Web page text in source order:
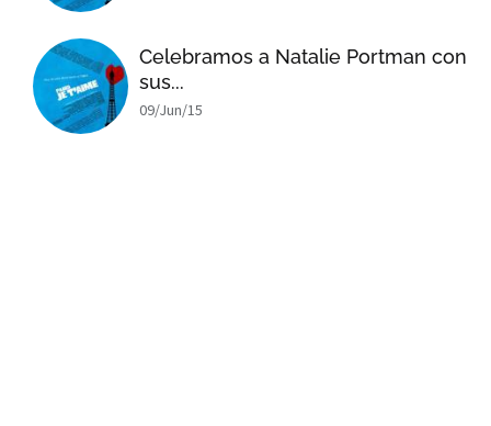
Celebramos a Natalie Portman con
sus...
09/Jun/15